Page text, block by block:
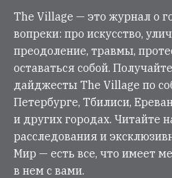
The Village — это журнал о
вопреки: про искусство,
преодоление, травмы,
оставаться собой.
дайджесты The Village по
Петербурге, Тбилиси,
и других городах. Читайте
расследования и
Мир — есть все, что имеет
в нем с вами.